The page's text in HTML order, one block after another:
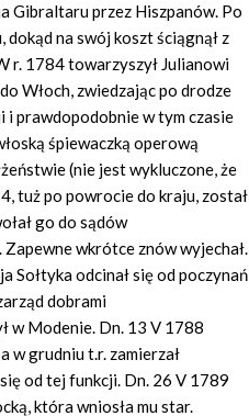
Gibraltaru przez Hiszpanów. Po
na swój koszt ściągnął z
r. 1784 towarzyszył Julianowi
Włoch, zwiedzając po drodze
i prawdopodobnie w tym czasie
śpiewaczką operową
(nie jest wykluczone, że
tuż po powrocie do kraju, został
go do sądów
wkrótce znów wyjechał.
Sołtyka odcinał się od poczynań
dobrami
w Modenie. Dn. 13 V 1788
w grudniu t.r. zamierzał
od tej funkcji. Dn. 26 V 1789
która wniosła mu star.